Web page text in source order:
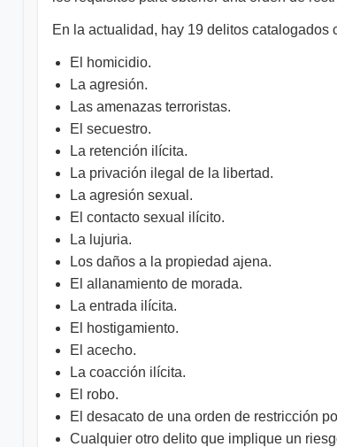
En la actualidad, hay 19 delitos catalogados
El homicidio.
La agresión.
Las amenazas terroristas.
El secuestro.
La retención ilícita.
La privación ilegal de la libertad.
La agresión sexual.
El contacto sexual ilícito.
La lujuria.
Los daños a la propiedad ajena.
El allanamiento de morada.
La entrada ilícita.
El hostigamiento.
El acecho.
La coacción ilícita.
El robo.
El desacato de una orden de restricción
Cualquier otro delito que implique un